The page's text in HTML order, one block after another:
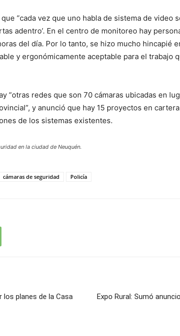
“cada vez que uno habla de sistema de video
adentro’. En el centro de monitoreo hay
del día. Por lo tanto, se hizo mucho hincapié
y ergonómicamente aceptable para el trabajo
“otras redes que son 70 cámaras ubicadas en
y anunció que hay 15 proyectos en
de los sistemas existentes.
en la ciudad de Neuquén.
cámaras de seguridad Policía
los planes de la Casa
Expo Rural: Sumó